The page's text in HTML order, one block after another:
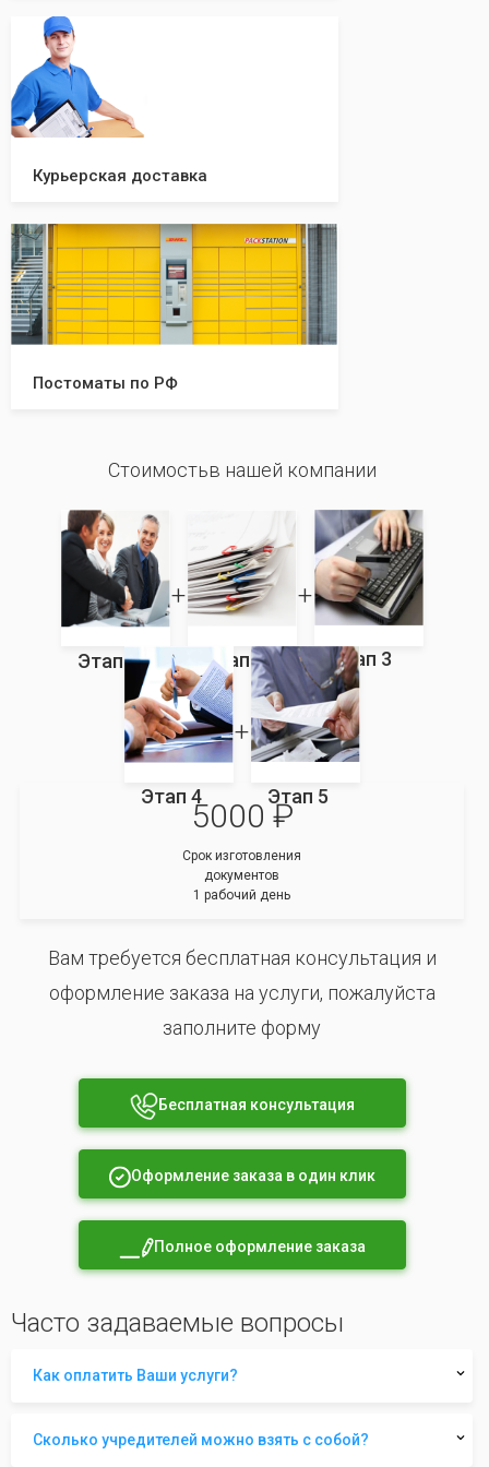
Курьерская доставка
Постоматы по РФ
Стоимостьв нашей компании
Этап 1 Этап 2 Этап 3
Этап 4 Этап 5
5000 ₽
Срок изготовления
документов
1 рабочий день
Вам требуется бесплатная консультация и
оформление заказа на услуги, пожалуйста
заполните форму
Бесплатная консультация
Оформление заказа в один клик
Полное оформление заказа
Часто задаваемые вопросы
Как оплатить Ваши услуги?
Сколько учредителей можно взять с собой?